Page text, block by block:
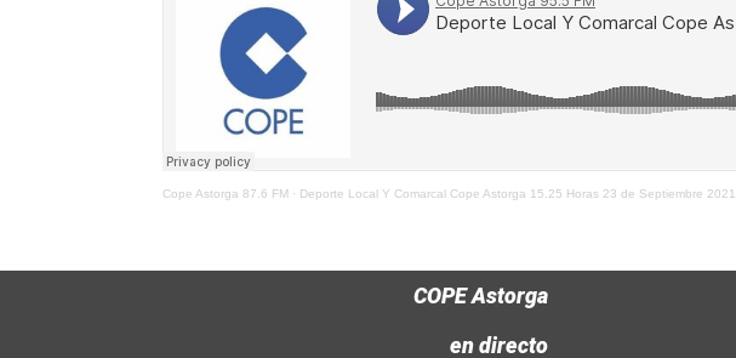
Cope Astorga 87.6 FM · Deporte Local Y Comarcal Cope Astorga 15.25 Horas 23 de Septiembre 2021
COPE Astorga
en directo